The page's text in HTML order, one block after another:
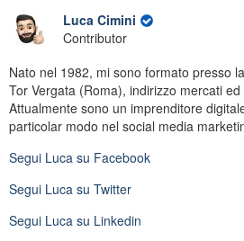
Luca Cimini
Contributor
Nato nel 1982, mi sono formato presso
Tor Vergata (Roma), indirizzo mercati
Attualmente sono un imprenditore
particolar modo nel social media
Segui Luca su Facebook
Segui Luca su Twitter
Segui Luca su Linkedin